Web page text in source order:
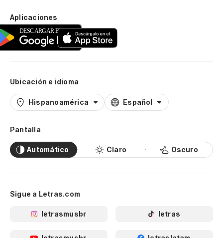
Aplicaciones
Ubicación e idioma
Hispanoamérica Español
Pantalla
Automático Claro Oscuro
Sigue a Letras.com
letrasmusbr letras